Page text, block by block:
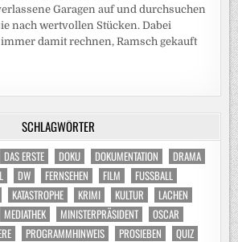
Garagen auf und durchsuchen
nach wertvollen Stücken. Dabei
damit rechnen, Ramsch gekauft
SCHLAGWÖRTER
DAS ERSTE DOKU DOKUMENTATION
DRAMA
DW FERNSEHEN FILM
FUSSBALL
KATASTROPHE KRIMI KULTUR
LACHEN
MEDIATHEK MINISTERPRÄSIDENT
OSCAR
PROGRAMMHINWEIS PROSIEBEN
QUIZ